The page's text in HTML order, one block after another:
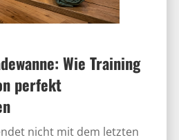
Wie Training
perfekt
nicht mit dem letzten